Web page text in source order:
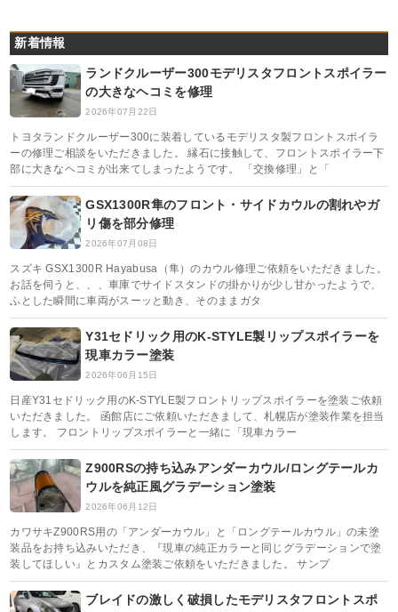
新着情報
ランドクルーザー300モデリスタフロントスポイラー
の大きなヘコミを修理
2026年07月22日
トヨタランドクルーザー300に装着しているモデリスタ製フロントスポイラ
ーの修理ご相談をいただきました。 縁石に接触して、フロントスポイラー下
部に大きなヘコミが出来てしまったようです。 「交換修理」と「
GSX1300R隼のフロント・サイドカウルの割れやガ
リ傷を部分修理
2026年07月08日
スズキ GSX1300R Hayabusa（隼）のカウル修理ご依頼をいただきました。
お話を伺うと、、、車庫でサイドスタンドの掛かりが少し甘かったようで、
ふとした瞬間に車両がスーッと動き、そのままガタ
Y31セドリック用のK-STYLE製リップスポイラーを
現車カラー塗装
2026年06月15日
日産Y31セドリック用のK-STYLE製フロントリップスポイラーを塗装ご依頼
いただきました。 函館店にご依頼いただきまして、札幌店が塗装作業を担当
します。 フロントリップスポイラーと一緒に「現車カラー
Z900RSの持ち込みアンダーカウル/ロングテールカ
ウルを純正風グラデーション塗装
2026年06月12日
カワサキZ900RS用の「アンダーカウル」と「ロングテールカウル」の未塗
装品をお持ち込みいただき、『現車の純正カラーと同じグラデーションで塗
装してほしい』とカスタム塗装ご依頼をいただきました。 サンプ
ブレイドの激しく破損したモデリスタフロントスポ